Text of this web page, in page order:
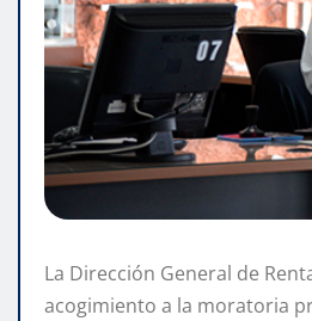
La Dirección General de
acogimiento a la moratoria